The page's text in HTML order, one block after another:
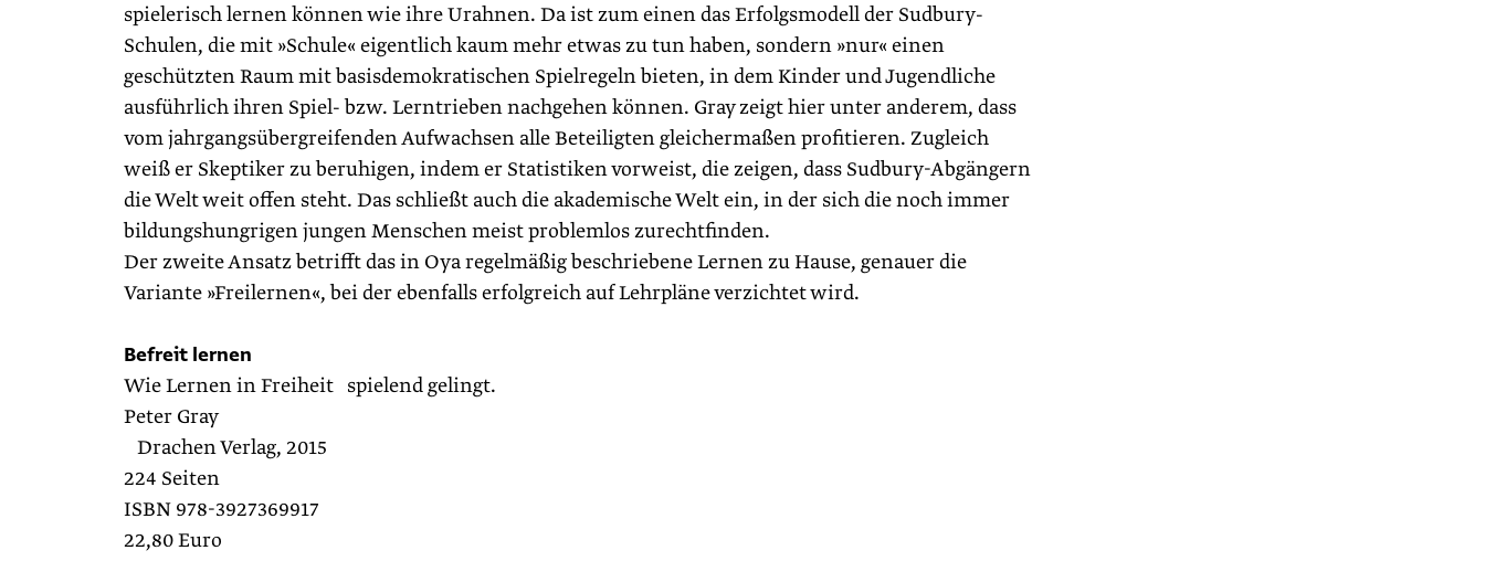
spielerisch lernen können wie ihre Urahnen. Da ist zum einen das Erfolgsmodell der Sudbury-
Schulen, die mit »Schule« eigentlich kaum mehr etwas zu tun haben, sondern »nur« einen
geschützten Raum mit basisdemokratischen Spielregeln bieten, in dem Kinder und Jugendliche
ausführlich ihren Spiel- bzw. Lerntrieben nachgehen können. Gray zeigt hier unter anderem, dass
vom jahrgangsübergreifenden Aufwachsen alle Beteiligten gleichermaßen profitieren. Zugleich
weiß er Skeptiker zu beruhigen, indem er Statistiken vorweist, die zeigen, dass Sudbury-Abgängern
die Welt weit offen steht. Das schließt auch die akademische Welt ein, in der sich die noch immer
bildungshungrigen jungen Menschen meist problemlos zurechtfinden.
Der zweite Ansatz betrifft das in Oya regelmäßig beschriebene Lernen zu Hause, genauer die
Variante »Freilernen«, bei der ebenfalls erfolgreich auf Lehrpläne verzichtet wird.
Befreit lernen
Wie Lernen in Freiheit spielend gelingt.
Peter Gray
Drachen Verlag, 2015
224 Seiten
ISBN 978-3927369917
22,80 Euro